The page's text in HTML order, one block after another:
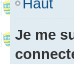
Je me